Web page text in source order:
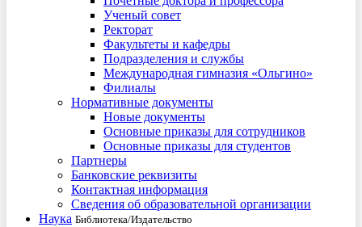
Ученый совет
Ректорат
Факультеты и кафедры
Подразделения и службы
Международная гимназия «Ольгино»
Филиалы
Нормативные документы
Новые документы
Основные приказы для сотрудников
Основные приказы для студентов
Партнеры
Банковские реквизиты
Контактная информация
Сведения об образовательной организации
Наука Библиотека/Издательство